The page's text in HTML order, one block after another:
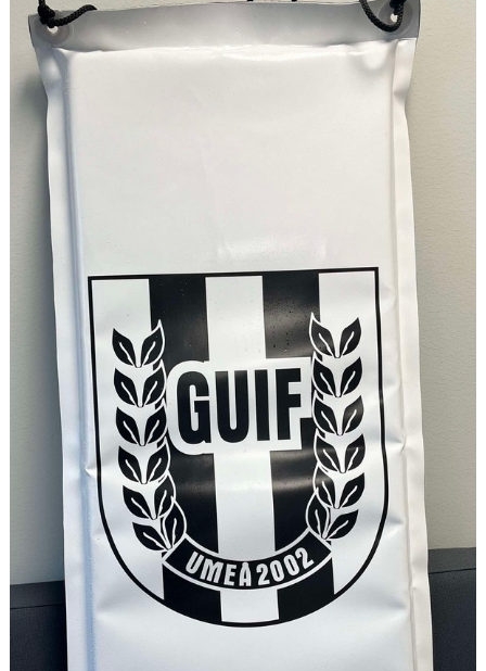
DOKUMENT
AVGIFTER
FRITIDSKORTET
NATTVANDRING